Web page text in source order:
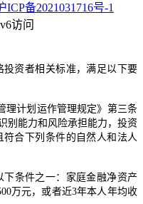
ICP备2021031716号-1
访问
资者相关标准，满足以下要
理计划运作管理规定》第三条
别能力和风险承担能力，投资
合下列条件的自然人和法人
下条件之一：家庭金融净资产
万元，或者近3年本人年均收